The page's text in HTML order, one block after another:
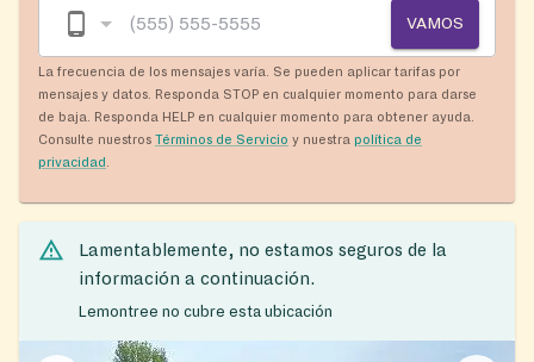
VAMOS
La frecuencia de los mensajes varía. Se pueden aplicar tarifas por
mensajes y datos. Responda STOP en cualquier momento para darse
de baja. Responda HELP en cualquier momento para obtener ayuda.
Consulte nuestros Términos de Servicio y nuestra política de
privacidad
Lamentablemente, no estamos seguros de la
información a continuación.
Lemontree no cubre esta ubicación